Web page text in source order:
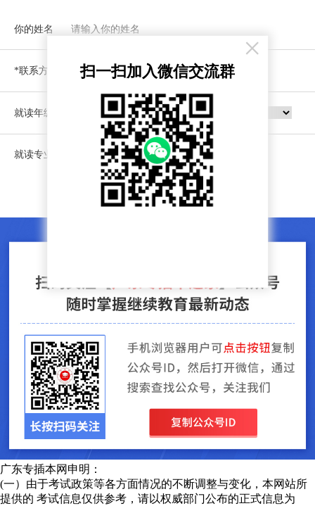
你的姓名
*联系方式
就读年级
就读专业
立即预约
广东专插本网申明：
(一）由于考试政策等各方面情况的不断调整与变化，本网站所
提供的 考试信息仅供参考，请以权威部门公布的正式信息为
×
扫一扫加入微信交流群